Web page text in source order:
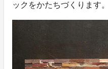
ックをかたちづくります。